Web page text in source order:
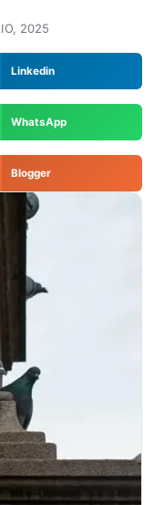
2025
Linkedin
WhatsApp
Blogger